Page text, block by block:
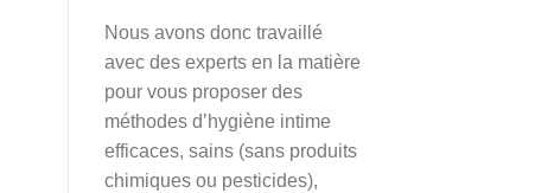
Nous avons donc travaillé
avec des experts en la matière
pour vous proposer des
méthodes d’hygiène intime
efficaces, sains (sans produits
chimiques ou pesticides),